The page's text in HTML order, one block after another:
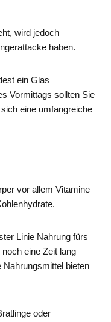
wird jedoch
haben.
ein Glas
Vormittags sollten Sie
eine umfangreiche
vor allem Vitamine
Linie Nahrung fürs
eine Zeit lang
Nahrungsmittel bieten
oder